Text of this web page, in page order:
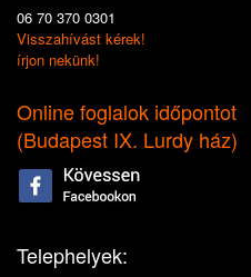
06 70 370 0301
Visszahívást kérek!
írjon nekünk!
Online foglalok időpontot
(Budapest IX. Lurdy ház)
Telephelyek: